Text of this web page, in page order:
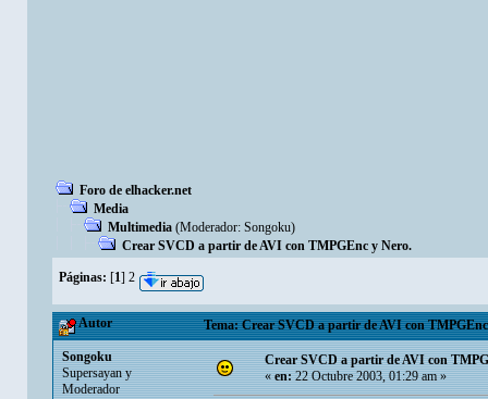
Foro de elhacker.net
Media
Multimedia (Moderador: Songoku)
Crear SVCD a partir de AVI con TMPGEnc y Nero.
Páginas: [1] 2
Autor Tema: Crear SVCD a partir de AVI con
Songoku
Supersayan y
Moderador
Crear SVCD a partir de AVI con
«en:22 Octubre 2003, 01:29 am »